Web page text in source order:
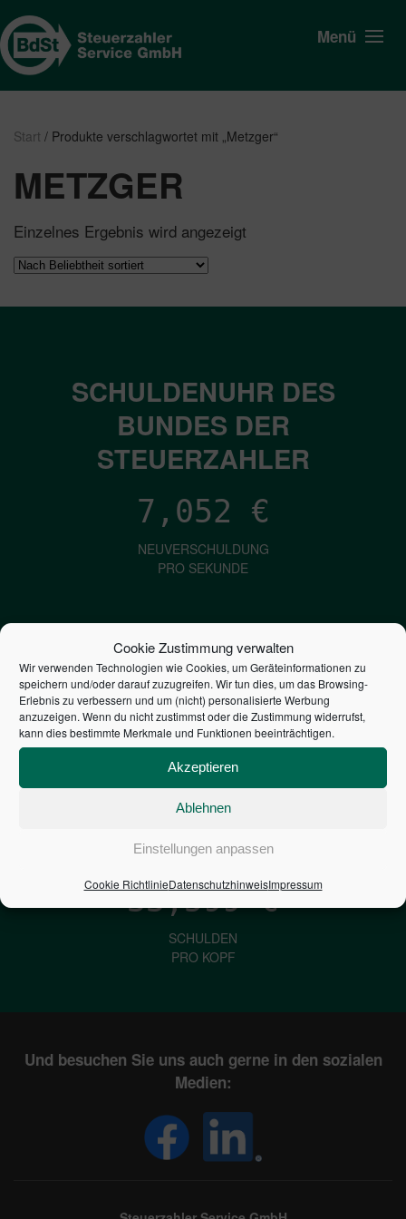
Cookie Zustimmung verwalten
Wir verwenden Technologien wie Cookies, um Geräteinformationen zu
speichern und/oder darauf zuzugreifen. Wir tun dies, um das Browsing-
Erlebnis zu verbessern und um (nicht) personalisierte Werbung
anzuzeigen. Wenn du nicht zustimmst oder die Zustimmung widerrufst,
kann dies bestimmte Merkmale und Funktionen beeinträchtigen.
Akzeptieren
Ablehnen
Einstellungen anpassen
Cookie RichtlinieDatenschutzhinweisImpressum
Menü
Start / Produkte verschlagwortet mit „Metzger“
METZGER
Einzelnes Ergebnis wird angezeigt
SCHULDENUHR DES
BUNDES DER
STEUERZAHLER
7,052 €
NEUVERSCHULDUNG
PRO SEKUNDE
1,601€
ZINSEN
PRO SEKUNDE
2,804,448,818,964
STAATSVERSCHULDUNG
33,599€
SCHULDEN
PRO KOPF
Und besuchen Sie uns auch gerne in den sozialen
Medien: